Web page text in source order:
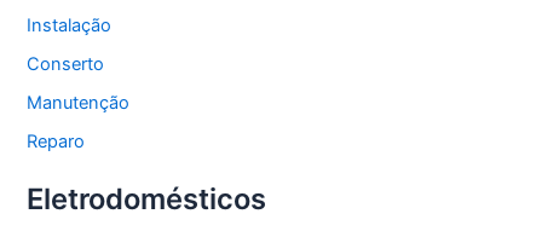
Instalação
Conserto
Manutenção
Reparo
Eletrodomésticos